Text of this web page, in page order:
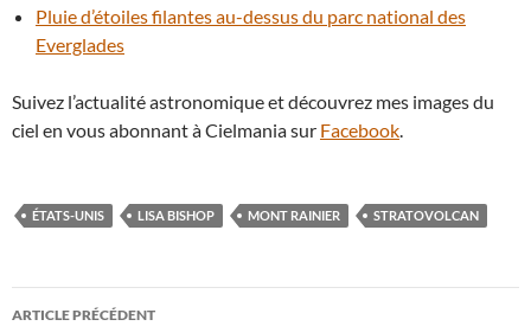
Pluie d’étoiles filantes au-dessus du parc national des
Everglades
Suivez l’actualité astronomique et découvrez mes images du
ciel en vous abonnant à Cielmania sur Facebook
ÉTATS-UNIS LISA BISHOP MONT RAINIER STRATOVOLCAN
Navigation
ARTICLE PRÉCÉDENT